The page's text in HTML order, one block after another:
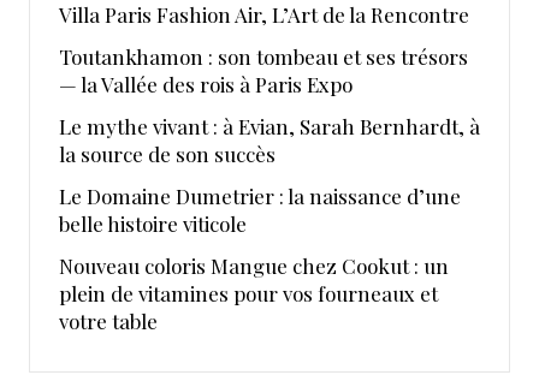
​Villa Paris Fashion Air, ​L’Art de la Rencontre
Toutankhamon : son tombeau et ses trésors
— la Vallée des rois à Paris Expo
Le mythe vivant : à Evian, Sarah Bernhardt, à
la source de son succès
Le Domaine Dumetrier : la naissance d’une
belle histoire viticole
Nouveau coloris Mangue chez Cookut : un
plein de vitamines pour vos fourneaux et
votre table